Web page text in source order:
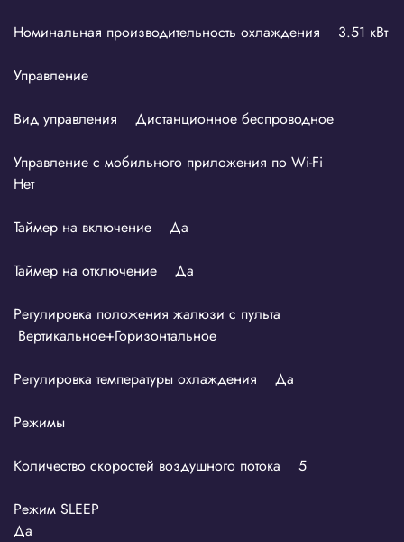
Номинальная производительность охлаждения 3.51 кВт
Управление
Вид управления Дистанционное беспроводное
Управление c мобильного приложения по Wi-Fi
Нет
Таймер на включение Да
Таймер на отключение Да
Регулировка положения жалюзи с пульта
Вертикальное+Горизонтальное
Регулировка температуры охлаждения Да
Режимы
Количество скоростей воздушного потока 5
Режим SLEEP
Да